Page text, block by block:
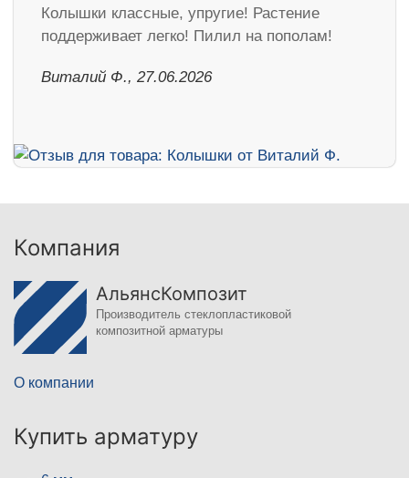
Колышки классные, упругие! Растение
поддерживает легко! Пилил на пополам!
Виталий Ф., 27.06.2026
Компания
АльянсКомпозит
Производитель стеклопластиковой
композитной арматуры
О компании
Купить арматуру